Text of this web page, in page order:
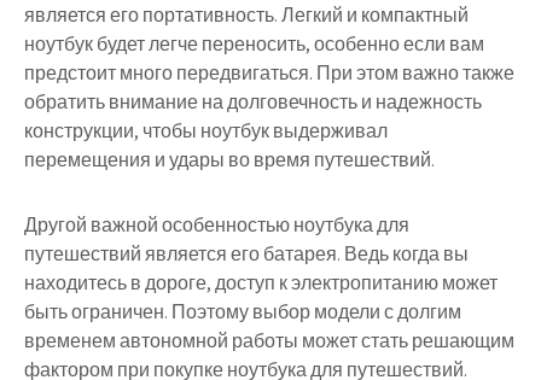
является его портативность. Легкий и компактный
ноутбук будет легче переносить, особенно если вам
предстоит много передвигаться. При этом важно также
обратить внимание на долговечность и надежность
конструкции, чтобы ноутбук выдерживал
перемещения и удары во время путешествий.
Другой важной особенностью ноутбука для
путешествий является его батарея. Ведь когда вы
находитесь в дороге, доступ к электропитанию может
быть ограничен. Поэтому выбор модели с долгим
временем автономной работы может стать решающим
фактором при покупке ноутбука для путешествий.